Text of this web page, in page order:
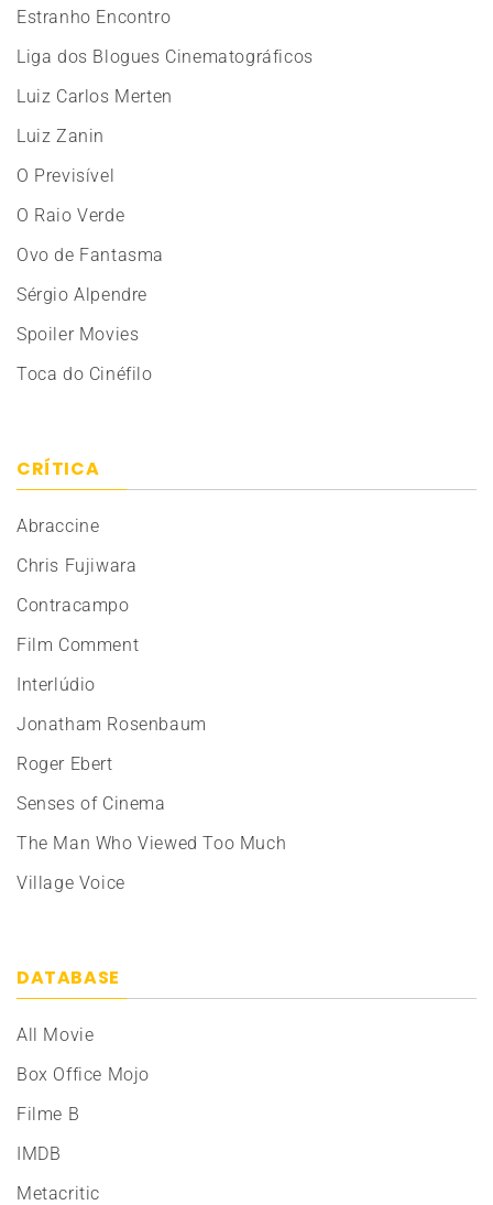
Estranho Encontro
Liga dos Blogues Cinematográficos
Luiz Carlos Merten
Luiz Zanin
O Previsível
O Raio Verde
Ovo de Fantasma
Sérgio Alpendre
Spoiler Movies
Toca do Cinéfilo
CRÍTICA
Abraccine
Chris Fujiwara
Contracampo
Film Comment
Interlúdio
Jonatham Rosenbaum
Roger Ebert
Senses of Cinema
The Man Who Viewed Too Much
Village Voice
DATABASE
All Movie
Box Office Mojo
Filme B
IMDB
Metacritic